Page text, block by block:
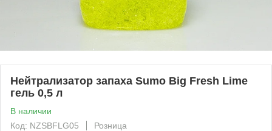
Нейтрализатор запаха Sumo Big Fresh Lime
гель 0,5 л
В наличии
Код: NZSBFLG05
Розница